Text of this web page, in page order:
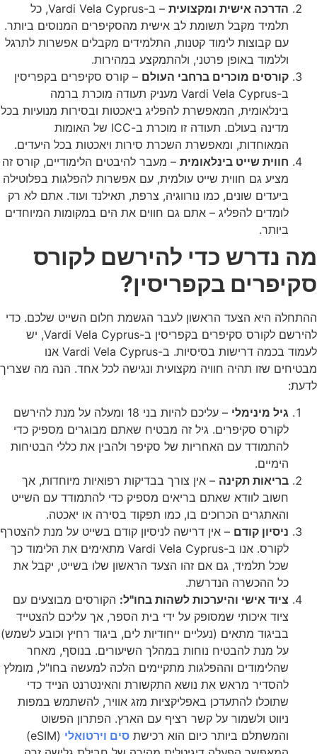
הדרכה אישית ומקצועית – ב-Vardi Vela Cyprus, כל
תלמיד מקבל תשומת לב אישית מהסקיפרים המנוסים ביותר.
עם קבוצות לימוד קטנות, התלמידים מקבלים אפשרות לתרגל
וללמוד באופן פרטני, ולהתמקצע במהירות.
קורסים מוכרים ברחבי העולם – קורס סקיפרים בקפריסין
ב-Vardi Vela Cyprus מעניק תעודה מוכרת ברמה
בינלאומית, המאפשרת להפליג ביאכטות ובסירות מנועיות בכל
מדינה בעולם. תעודה זו מוכרת ב-ICC של האומות
המאוחדות, ומאפשרת השכרת סירות ויאכטות בכל היעדים.
חווית שייט בינלאומית – מעבר להיבטים הלימודיים, קורס זה
מציע גם חווית שייט עולמית, עם אפשרות להפלגות בפלוטילה
ביעדים שונים, כמו נורווגיה, צרפת, תאילנד ועוד. אתם לא רק
לומדים להפליג – אתם גם חווים את הים במקומות המיוחדים
ביותר.
מה נדרש כדי להירשם לקורס
סקיפרים בקפריסין?
ההתחלה היא הצעד הראשון לעבר הגשמת חלום השייט שלכם. כדי
להירשם ל
קורס סקיפרים בקפריסין ב-Vardi Vela Cyprus, יש
לעמוד בכמה דרישות בסיסיות. ב-Vardi Vela Cyprus
אנו
מבטיחים שזו תהיה חוויה מקצועית ונגישה לכל אחד. הנה מה שצריך
לדעת:
גיל מינימלי
– עליכם להיות בני 18 ומעלה על מנת להירשם
לקורס סקיפרים. גיל זה מבטיח שאתם מבוגרים מספיק כדי
להתמודד עם האחריות של סקיפר ולהבין את כללי הבטיחות
הימיים.
בריאות תקינה – אין צורך בבדיקות רפואיות מיוחדות, אך
חשוב לוודא שאתם בריאים מספיק כדי להתמודד עם השייט
והאתגרים הכרוכים בו, כמו תפקוד בסירה או יאכטה.
ניסיון קודם – אין דרישה לניסיון קודם בשייט על מנת להצטרף
לקורס. אנו ב-Vardi Vela Cyprus מתאימים את הלימוד כך
שכל תלמיד, גם אם זהו הצעד הראשון שלו בשייט, יקבל את
כל ההכשרה הנדרשת.
ציוד אישי והיערכות לשהות בחו"ל: הקורסים מבוצעים עם
ציוד איכותי שמסופק על ידי בית הספר, אך עליכם להצטייד
בביגוד מתאים (נעליים ייחודיות לים, ביגוד רחיץ וכובע לשמש)
על מנת להבטיח נוחות במהלך השיעורים. בנוסף, מאחר
שהלימודים וההפלגות מתקיימים הלכה למעשה בחו"ל, מומלץ
להסדיר מראש את נושא התקשורת והאינטרנט הנייד כדי
שתוכלו להתעדכן באפליקציות מזג אוויר, להשתמש במפות
ניווט ולשמור על קשר רציף עם הארץ. הפתרון הפשוט
והמשתלם ביותר כיום הוא רכישת סים וירטואלי
(eSIM)